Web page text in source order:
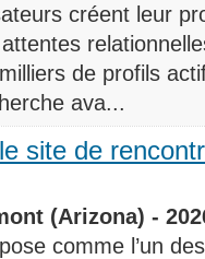
créent leur
de profils
ava...
site de
(Arizona) -
comme l’un